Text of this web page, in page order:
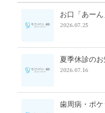
お口「あー
2026.07.25
夏季休診の
2026.07.16
歯周病・ポケ